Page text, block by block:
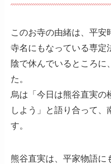
このお寺の由緒は、平安
寺名にもなっている専定
陰で休んでいるところに
た。
烏は「今日は熊谷直実の
しよう」と語り合って
す。
熊谷直実は、平家物語に